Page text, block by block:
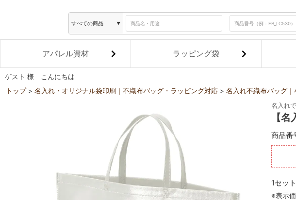
アパレル資材 ラッピング袋
ゲスト 様 こんにちは
トップ 名入れ・オリジナル袋印刷｜不織布バッグ・ラッピング対応 名入れ不織布バッグ
名入れ
【
商品番
1セット
※表示